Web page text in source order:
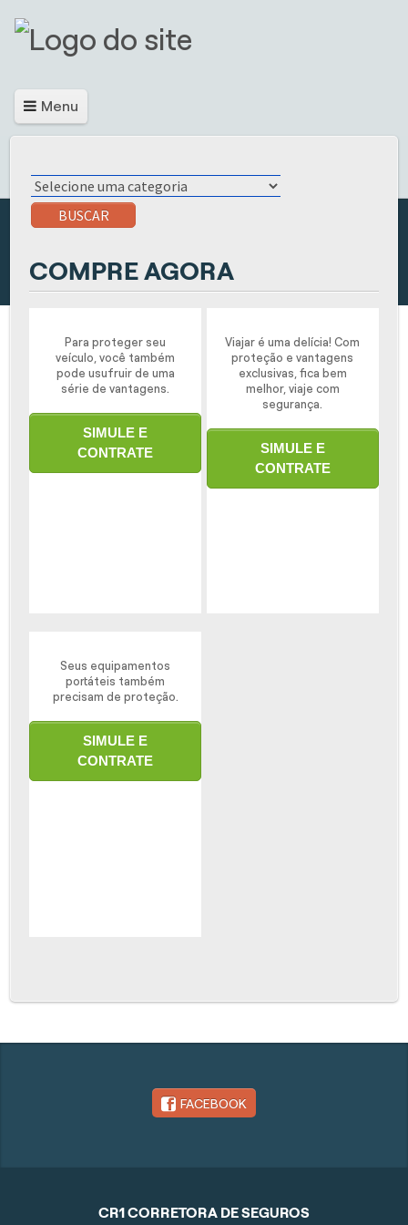
Menu
BUSCAR
COMPRE AGORA
Para proteger seu
veículo, você também
pode usufruir de uma
série de vantagens.
SIMULE E
CONTRATE
Viajar é uma delícia! Com
proteção e vantagens
exclusivas, fica bem
melhor, viaje com
segurança.
SIMULE E
CONTRATE
Seus equipamentos
portáteis também
precisam de proteção.
SIMULE E
CONTRATE
FACEBOOK
CR1 CORRETORA DE SEGUROS